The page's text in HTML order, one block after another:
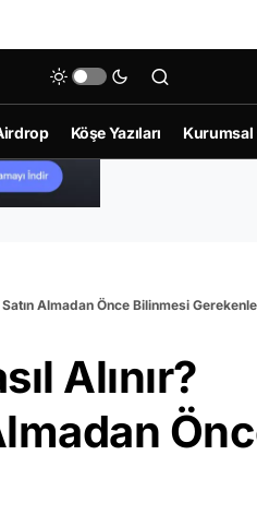
Köşe Yazıları Kurumsal
Almadan Önce Bilinmesi
Alınır?